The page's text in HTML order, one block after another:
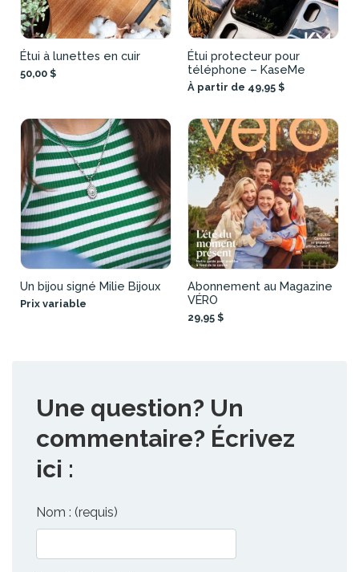
Étui à lunettes en cuir
50,00 $
Étui protecteur pour
téléphone – KaseMe
À partir de 49,95 $
Un bijou signé Milie Bijoux
Prix variable
Abonnement au Magazine
VÉRO
29,95 $
Une question? Un
commentaire? Écrivez
ici :
Nom : (requis)